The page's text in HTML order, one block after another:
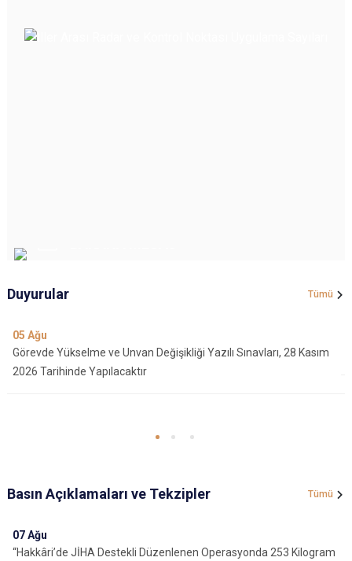
Duyurular Tümü
05 Ağu
Görevde Yükselme ve Unvan Değişikliği Yazılı Sınavları, 28 Kasım
2026 Tarihinde Yapılacaktır
Basın Açıklamaları ve Tekzipler Tümü
07Ağu
“Hakkâri’de JİHA Destekli Düzenlenen Operasyonda 253 Kilogram